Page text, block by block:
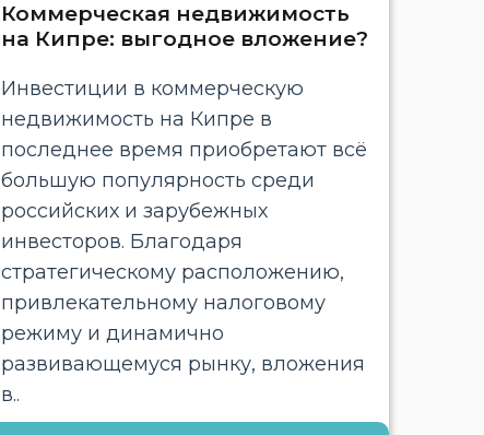
Коммерческая недвижимость
на Кипре: выгодное вложение?
Инвестиции в коммерческую
недвижимость на Кипре в
последнее время приобретают всё
большую популярность среди
российских и зарубежных
инвесторов. Благодаря
стратегическому расположению,
привлекательному налоговому
режиму и динамично
развивающемуся рынку, вложения
в..